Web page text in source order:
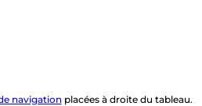
navigationplacées à droite du tableau.